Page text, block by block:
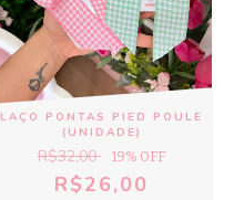
LAÇO PONTAS PIED POULE
(UNIDADE)
R$32,00 19% OFF
R$26,00